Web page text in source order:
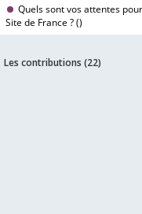
Quels sont vos attentes
Site de France ? ()
Les contributions (22)